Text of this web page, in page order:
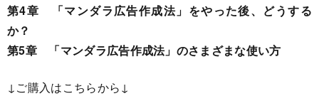
第4章 「マンダラ広告作成法」をやった後、どうする
か？
第5章 「マンダラ広告作成法」のさまざまな使い方
↓ご購入はこちらから↓